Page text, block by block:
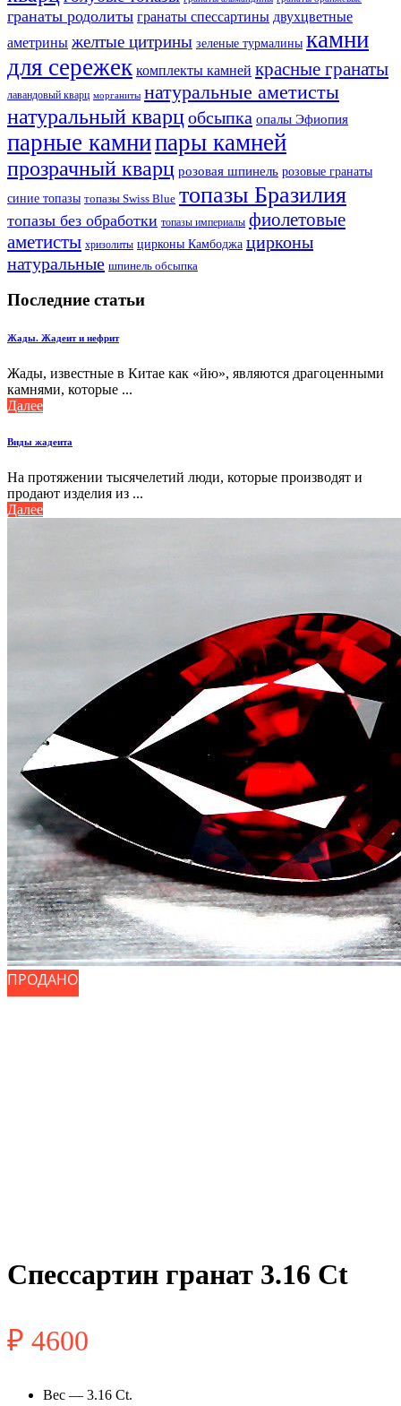
гранаты родолиты гранаты спессартины двухцветные
аметрины желтые цитрины зеленые турмалины камни
для сережек комплекты камней красные гранаты
лавандовый кварц морганиты натуральные аметисты
натуральный кварцобсыпка опалы Эфиопия
парные камнипары камней
прозрачный кварц розовая шпинель розовые гранаты
синие топазы топазы Swiss Blue топазы Бразилия
топазы без обработки топазы империалы фиолетовые
аметисты хризолиты цирконы Камбоджа цирконы
натуральные шпинель обсыпка
Последние статьи
Жады. Жадеит и нефрит
Жады, известные в Китае как «йю», являются драгоценными
камнями, которые ...
Далее
Виды жадеита
На протяжении тысячелетий люди, которые производят и
продают изделия из ...
Далее
ПРОДАНО
Спессартин гранат 3.16 Ct
₽ 4600
Вес — 3.16 Ct.